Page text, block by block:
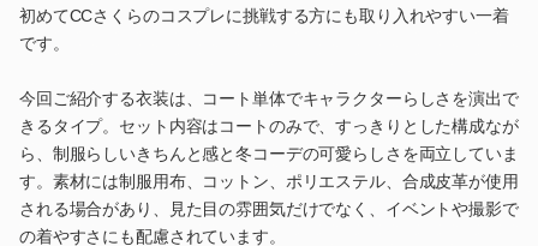
初めてCCさくらのコスプレに挑戦する方にも取り入れやすい一着
です。
今回ご紹介する衣装は、コート単体でキャラクターらしさを演出で
きるタイプ。セット内容はコートのみで、すっきりとした構成なが
ら、制服らしいきちんと感と冬コーデの可愛らしさを両立していま
す。素材には制服用布、コットン、ポリエステル、合成皮革が使用
される場合があり、見た目の雰囲気だけでなく、イベントや撮影で
の着やすさにも配慮されています。